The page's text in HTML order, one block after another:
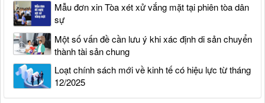
Mẫu đơn xin Tòa xét xử vắng mặt tại phiên tòa dân
sự
Một số vấn đề cần lưu ý khi xác định di sản chuyển
thành tài sản chung
Loạt chính sách mới về kinh tế có hiệu lực từ tháng
12/2025